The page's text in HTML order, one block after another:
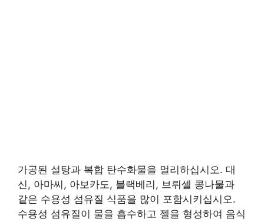
가공된 설탕과 복합 탄수화물을 멀리하십시오. 대
신, 아마씨, 아보카도, 블랙베리, 브뤼셀 콩나물과
같은 수용성 섬유질 식품을 많이 포함시키십시오.
수용성 섬유질이 물을 흡수하고 젤을 형성하여 음식